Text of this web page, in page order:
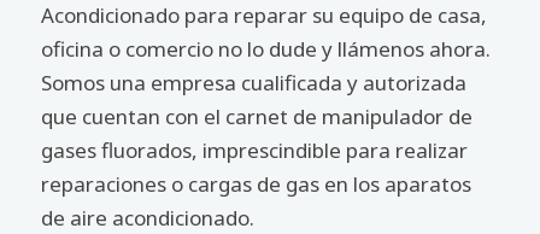
Acondicionado para reparar su equipo de casa,
oficina o comercio no lo dude y llámenos ahora.
Somos una empresa cualificada y autorizada
que cuentan con el carnet de manipulador de
gases fluorados, imprescindible para realizar
reparaciones o cargas de gas en los aparatos
de aire acondicionado.